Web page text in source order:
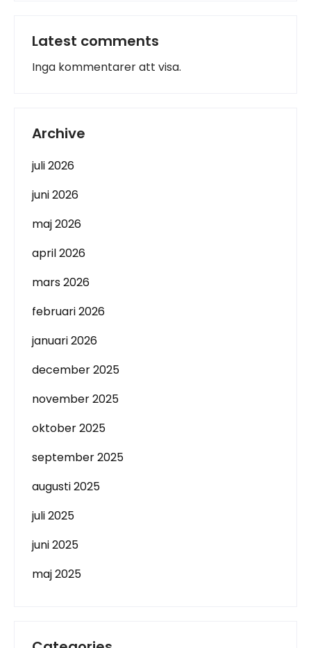
Latest comments
Inga kommentarer att visa.
Archive
juli 2026
juni 2026
maj 2026
april 2026
mars 2026
februari 2026
januari 2026
december 2025
november 2025
oktober 2025
september 2025
augusti 2025
juli 2025
juni 2025
maj 2025